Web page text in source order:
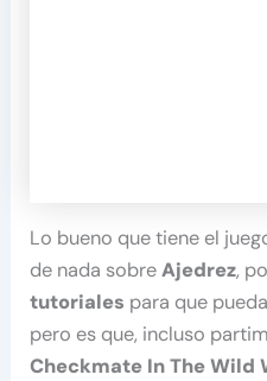
Lo bueno que tiene el
de nada sobreAjedrez,
tutoriales para que
pero es que, incluso
Checkmate In The Wild